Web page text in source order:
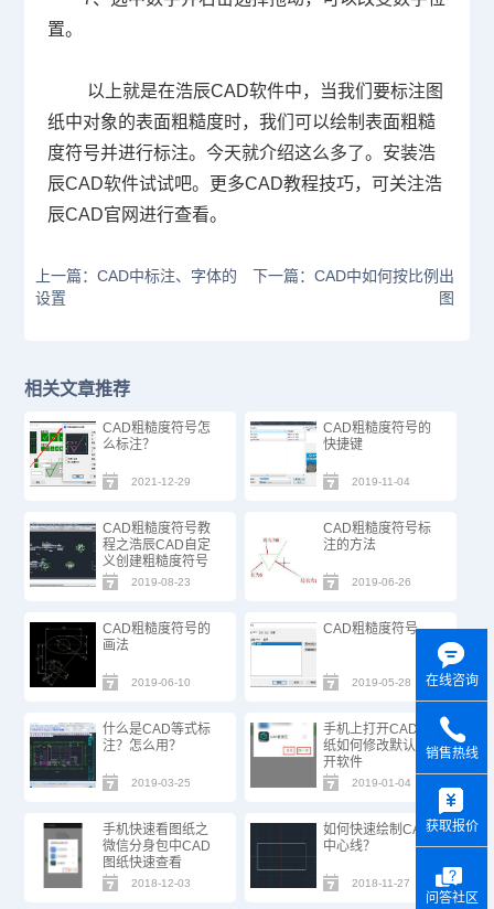
置。
以上就是在浩辰CAD软件中，当我们要标注图
纸中对象的表面粗糙度时，我们可以绘制表面粗糙
度符号并进行标注。今天就介绍这么多了。安装浩
辰CAD软件试试吧。更多CAD教程技巧，可关注浩
辰CAD官网进行查看。
上一篇：CAD中标注、字体的
设置
下一篇：CAD中如何按比例出
图
相关文章推荐
CAD粗糙度符号怎
么标注？
2021-12-29
CAD粗糙度符号的
快捷键
2019-11-04
CAD粗糙度符号教
程之浩辰CAD自定
义创建粗糙度符号
2019-08-23
CAD粗糙度符号标
注的方法
2019-06-26
CAD粗糙度符号的
画法
2019-06-10
CAD粗糙度符号
2019-05-28
什么是CAD等式标
注？怎么用？
2019-03-25
手机上打开CAD图
纸如何修改默认打
开软件
2019-01-04
手机快速看图纸之
微信分身包中CAD
图纸快速查看
2018-12-03
如何快速绘制CAD
中心线？
2018-11-27
在线咨询
销售热线
获取报价
问答社区